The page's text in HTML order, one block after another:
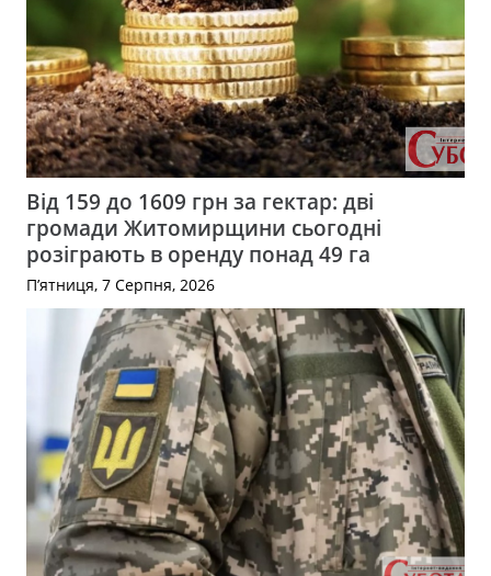
Від 159 до 1609 грн за гектар: дві
громади Житомирщини сьогодні
розіграють в оренду понад 49 га
П’ятниця, 7 Серпня, 2026